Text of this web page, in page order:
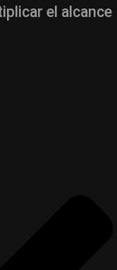
el alcance